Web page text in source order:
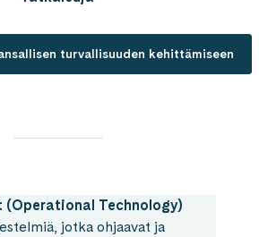
turvallisuuden kehittämiseen
Technology)
jotka ohjaavat ja